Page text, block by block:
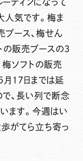
人気です。梅ま
ブース、梅せん
の販売ブースの3
梅ソフトの販売
月17日までは延
で、長い列で断念
ます。今週はい
歩がてら立ち寄っ